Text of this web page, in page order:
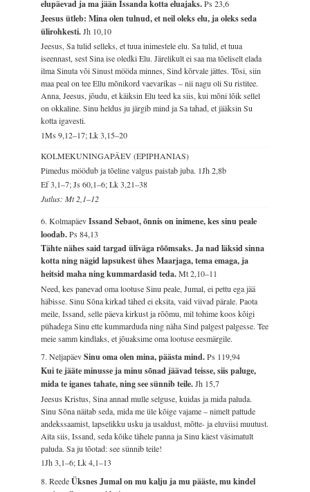
elupäevad ja ma jään Issanda kotta eluajaks.Ps 23,6
Jeesus ütleb: Mina olen tulnud, et neil oleks elu, ja oleks seda
ülirohkesti.Jh 10,10
Jeesus, Sa tulid selleks, et tuua inimestele elu. Sa tulid, et tuua
iseennast, sest Sina ise oledki Elu. Järelikult ei saa ma tõeliselt elada
ilma Sinuta või Sinust mööda minnes, Sind kõrvale jättes. Tõsi, siin
maa peal on tee Ellu mõnikord vaevarikas – nii nagu oli Su ristitee.
Anna, Jeesus, jõudu, et käiksin Elu teed ka siis, kui mõni lõik sellel
on okkaline. Sinu heldus ju järgib mind ja Sa tahad, et jääksin Su
kotta igavesti.
1Ms 9,12–17; Lk 3,15–20
KOLMEKUNINGAPÄEV (EPIPHANIAS)
Pimedus möödub ja tõeline valgus paistab juba. 1Jh 2,8b
Ef 3,1–7; Js 60,1–6; Lk 3,21–38
Jutlus: Mt 2,1–12
6. KolmapäevIssand Sebaot, õnnis on inimene, kes sinu peale
loodab.Ps 84,13
Tähte nähes said targad üliväga rõõmsaks. Ja nad läksid sinna
kotta ning nägid lapsukest ühes Maarjaga, tema emaga, ja
heitsid maha ning kummardasid teda.Mt 2,10–11
Need, kes panevad oma lootuse Sinu peale, Jumal, ei pettu ega jää
häbisse. Sinu Sõna kirkad tähed ei eksita, vaid viivad pärale. Paota
meile, Issand, selle päeva kirkust ja rõõmu, mil tohime koos kõigi
pühadega Sinu ette kummarduda ning näha Sind palgest palgesse. Tee
meie samm kindlaks, et jõuaksime oma lootuse eesmärgile.
7. NeljapäevSinu oma olen mina, päästa mind.Ps 119,94
Kui te jääte minusse ja minu sõnad jäävad teisse, siis paluge,
mida te iganes tahate, ning see sünnib teile.Jh 15,7
Jeesus Kristus, Sina annad mulle selguse, kuidas ja mida paluda.
Sinu Sõna näitab seda, mida me üle kõige vajame – nimelt pattude
andekssaamist, lapselikku usku ja usaldust, mõtte- ja eluviisi muutust.
Aita siis, Issand, seda kõike tähele panna ja Sinu käest väsimatult
paluda. Sa ju tõotad: see sünnib teile!
1Jh 3,1–6; Lk 4,1–13
8. ReedeÜksnes Jumal on mu kalju ja mu pääste, mu kindel